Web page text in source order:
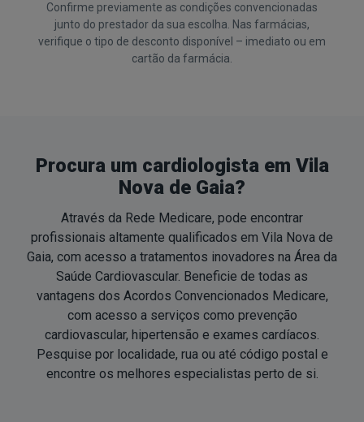
Confirme previamente as condições convencionadas
junto do prestador da sua escolha. Nas farmácias,
verifique o tipo de desconto disponível – imediato ou em
cartão da farmácia.
Procura um cardiologista em Vila
Nova de Gaia?
Através da Rede Medicare, pode encontrar
profissionais altamente qualificados em Vila Nova de
Gaia, com acesso a tratamentos inovadores na Área da
Saúde Cardiovascular. Beneficie de todas as
vantagens dos Acordos Convencionados Medicare,
com acesso a serviços como prevenção
cardiovascular, hipertensão e exames cardí­acos.
Pesquise por localidade, rua ou até código postal e
encontre os melhores especialistas perto de si.